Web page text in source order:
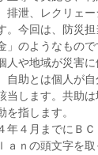
泄、レクリェ
今回は、防災担
のようなもの
や地域が災害
助とは個人が
します。共助
指します。
４月までにＢＣ
ｎの頭文字を取